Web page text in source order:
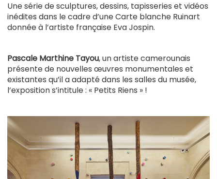
Une série de sculptures, dessins, tapisseries et vidéos
inédites dans le cadre d’une Carte blanche Ruinart
donnée à l’artiste française Eva Jospin.
Pascale Marthine Tayou, un artiste camerounais
présente de nouvelles œuvres monumentales et
existantes qu’il a adapté dans les salles du musée,
l’exposition s’intitule : « Petits Riens » !